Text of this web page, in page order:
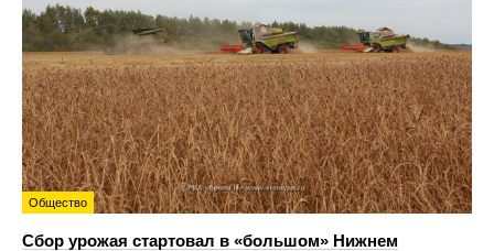
Общество
Сбор урожая стартовал в «большом» Нижнем